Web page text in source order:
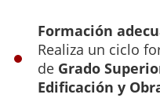
Formación
Realiza un ciclo
de Grado
Edificación y